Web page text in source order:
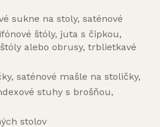
sukne na stoly, saténové
štóly, juta s čipkou,
alebo obrusy, trblietkavé
saténové mašle na stoličky,
stuhy s brošňou,
stolov